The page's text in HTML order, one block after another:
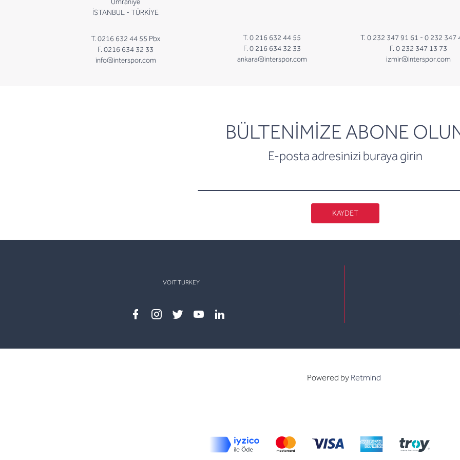
İSTANBUL - TÜRKİYE
T. 0216 632 44 55 Pbx
F. 0216 634 32 33
info@interspor.com
T. 0 216 632 44 55
F. 0 216 634 32 33
ankara@interspor.com
T. 0 232 347 91 61 - 0 232 347
F. 0 232 347 13 73
izmir@interspor.com
BÜLTENİMİZE ABONE
E-posta adresinizi buraya girin
newsletter
KAYDET
VOIT TURKEY
Powered by Retmind